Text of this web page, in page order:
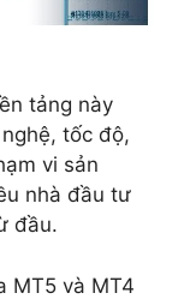
tảng này
tốc độ,
vi sản
nhà đầu tư
đầu.
MT5 và MT4